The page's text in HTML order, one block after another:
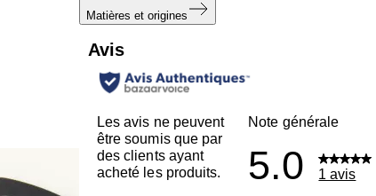
Matières et origines
Avis
Les avis ne peuvent
être soumis que par
des clients ayant
acheté les produits.
Note générale
5.0 1 avis